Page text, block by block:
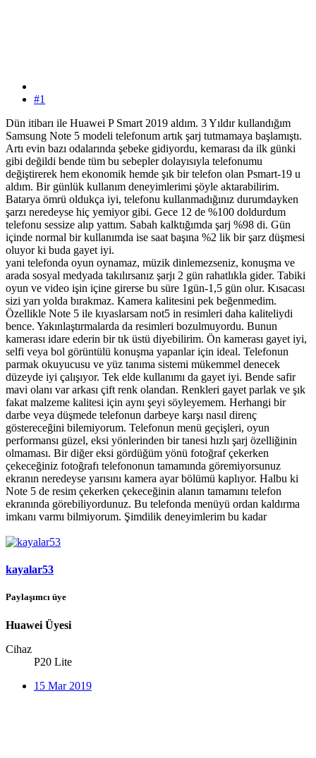
#1
Dün itibarı ile Huawei P Smart 2019 aldım. 3 Yıldır kullandığım
Samsung Note 5 modeli telefonum artık şarj tutmamaya başlamıştı.
Artı evin bazı odalarında şebeke gidiyordu, kemarası da ilk günki
gibi değildi bende tüm bu sebepler dolayısıyla telefonumu
değiştirerek hem ekonomik hemde şık bir telefon olan Psmart-19 u
aldım. Bir günlük kullanım deneyimlerimi şöyle aktarabilirim.
Batarya ömrü oldukça iyi, telefonu kullanmadığınız durumdayken
şarzı neredeyse hiç yemiyor gibi. Gece 12 de %100 doldurdum
telefonu sessize alıp yattım. Sabah kalktığımda şarj %98 di. Gün
içinde normal bir kullanımda ise saat başına %2 lik bir şarz düşmesi
oluyor ki buda gayet iyi.
yani telefonda oyun oynamaz, müzik dinlemezseniz, konuşma ve
arada sosyal medyada takılırsanız şarjı 2 gün rahatlıkla gider. Tabiki
oyun ve video işin içine girerse bu süre 1gün-1,5 gün olur. Kısacası
sizi yarı yolda bırakmaz. Kamera kalitesini pek beğenmedim.
Özellikle Note 5 ile kıyaslarsam not5 in resimleri daha kaliteliydi
bence. Yakınlaştırmalarda da resimleri bozulmuyordu. Bunun
kamerası idare ederin bir tık üstü diyebilirim. Ön kamerası gayet iyi,
selfi veya bol görüntülü konuşma yapanlar için ideal. Telefonun
parmak okuyucusu ve yüz tanıma sistemi mükemmel denecek
düzeyde iyi çalışıyor. Tek elde kullanımı da gayet iyi. Bende safir
mavi olanı var arkası çift renk olandan. Renkleri gayet parlak ve şık
fakat malzeme kalitesi için aynı şeyi söyleyemem. Herhangi bir
darbe veya düşmede telefonun darbeye karşı nasıl direnç
göstereceğini bilemiyorum. Telefonun menü geçişleri, oyun
performansı güzel, eksi yönlerinden bir tanesi hızlı şarj özelliğinin
olmaması. Bir diğer eksi gördüğüm yönü fotoğraf çekerken
çekeceğiniz fotoğrafı telefononun tamamında göremiyorsunuz
ekranın neredeyse yarısını kamera ayar bölümü kaplıyor. Halbu ki
Note 5 de resim çekerken çekeceğinin alanın tamamını telefon
ekranında görebiliyordunuz. Bu telefonda menüyü ordan kaldırma
imkanı varmı bilmiyorum. Şimdilik deneyimlerim bu kadar
kayalar53
Paylaşımcı üye
Huawei Üyesi
Cihaz
P20 Lite
15 Mar 2019